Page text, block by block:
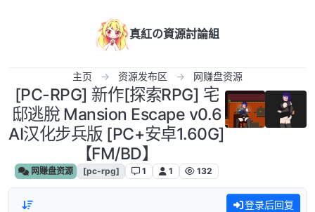
真紅の資源討論組
主页 资源发布区 网赚盘资源
[PC-RPG] 新作[探索RPG] 宅
邸逃脫 Mansion Escape v0.6
AI汉化步兵版 [PC+安卓1.60G]
【FM/BD】
网赚盘资源 [pc-rpg] 1 1 132
登录后回复